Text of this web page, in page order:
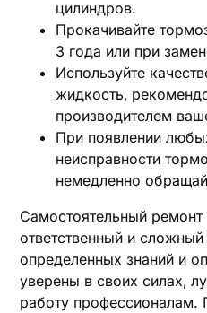
цилиндров.
Прокачивайте
3 года или при
Используйте
жидкость‚
производителем
При появлении
неисправности
немедленно
Самостоятельный ремонт
ответственный и
определенных знаний и
уверены в своих силах‚
работу профессионалам.